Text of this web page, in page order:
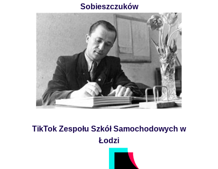
Sobieszczuków
TikTok Zespołu Szkół Samochodowych w
Łodzi